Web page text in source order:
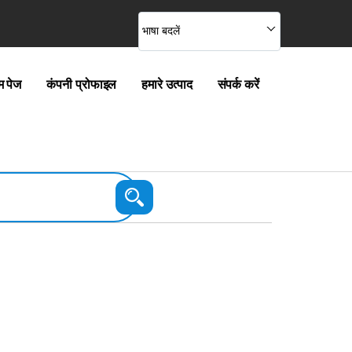
भाषा बदलें
पेज कंपनी प्रोफाइल हमारे उत्पाद संपर्क करें